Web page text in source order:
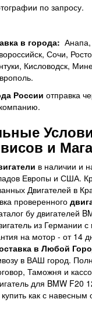
по запросу.
в города:
Сочи,
Кисловодск,
России отправка
и
в наличии и
Европы и США.
Двигателей в
проверенного
бу двигателей
из Германии
на мотор - от 14
в Любой
в ВАШ город.
Таможня и
для BMW F20
как с навесным